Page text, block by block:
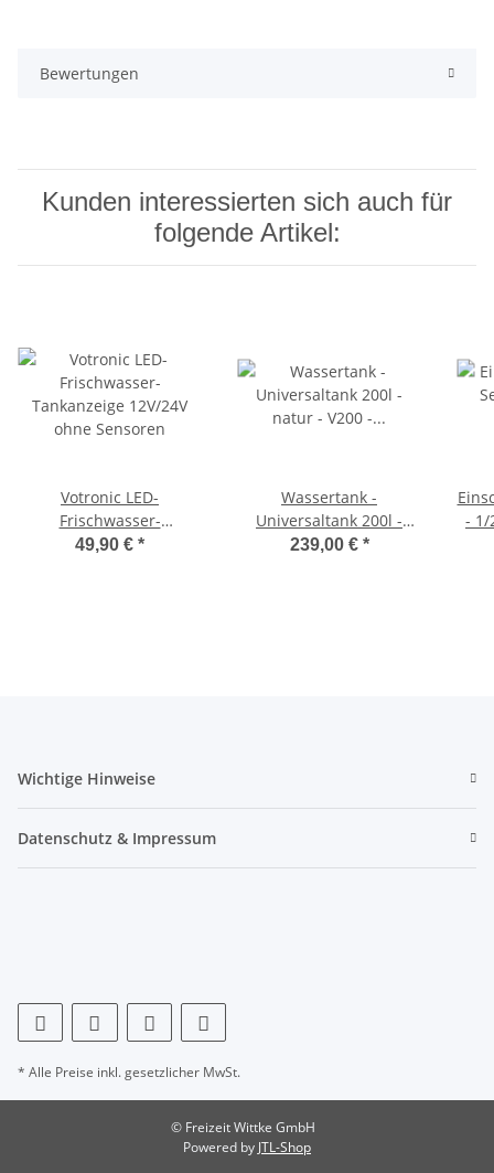
Bewertungen
Kunden interessierten sich auch für
folgende Artikel:
Votronic LED-
Frischwasser-
Tankanzeige 12V/24V
49,90 € *
Wassertank -
Universaltank 200l -
natur - V200 - Kanister -
239,00 € *
- 1/
Wichtige Hinweise
Datenschutz & Impressum
* Alle Preise inkl. gesetzlicher MwSt.
© Freizeit Wittke GmbH
Powered by JTL-Shop